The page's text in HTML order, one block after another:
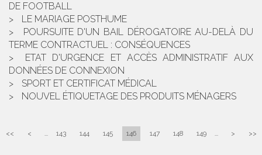
DE FOOTBALL
LE MARIAGE POSTHUME
POURSUITE D'UN BAIL DÉROGATOIRE AU-DELÀ DU
TERME CONTRACTUEL : CONSÉQUENCES
ETAT D'URGENCE ET ACCÈS ADMINISTRATIF AUX
DONNÉES DE CONNEXION
SPORT ET CERTIFICAT MÉDICAL
NOUVEL ÉTIQUETAGE DES PRODUITS MÉNAGERS
<< < ... 143 144 145 146 147 148 149 ... > >>